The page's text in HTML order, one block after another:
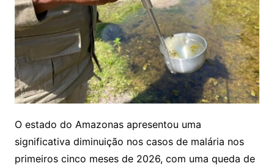
O estado do Amazonas apresentou uma
significativa diminuição nos casos de malária nos
primeiros cinco meses de 2026, com uma queda de